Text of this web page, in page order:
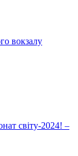
вокзалу
світу-2024! –